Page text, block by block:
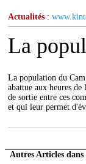
Actualités :
La
La population du
abattue aux heures
de sortie entre ces
et qui leur permet
Autres Articles dans